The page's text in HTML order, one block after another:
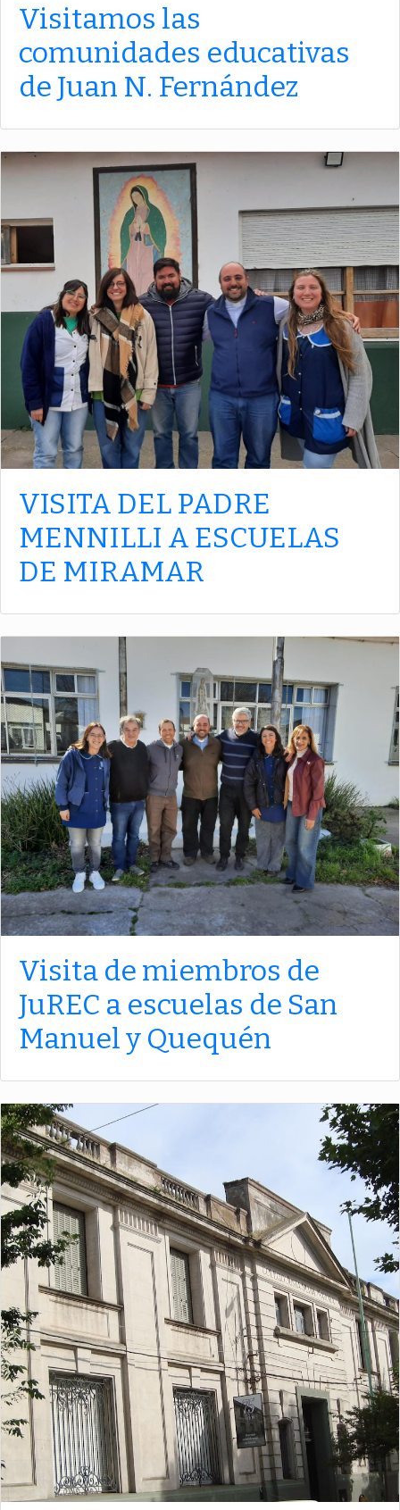
Visitamos las
comunidades educativas
de Juan N. Fernández
VISITA DEL PADRE
MENNILLI A ESCUELAS
DE MIRAMAR
Visita de miembros de
JuREC a escuelas de San
Manuel y Quequén